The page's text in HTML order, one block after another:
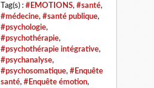
Tag(s) : #EMOTIONS, #santé,
#médecine, #santé publique,
#psychologie,
#psychothérapie,
#psychothérapie intégrative,
#psychanalyse,
#psychosomatique, #Enquête
santé, #Enquête émotion,